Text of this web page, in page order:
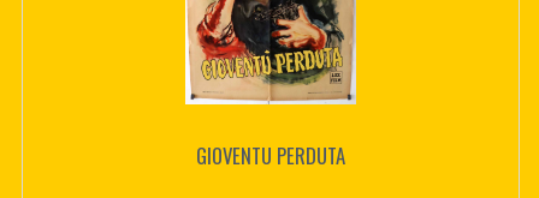
GIOVENTU PERDUTA